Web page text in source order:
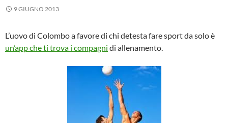
9 GIUGNO 2013
L’uovo di Colombo a favore di chi detesta fare sport da solo è
un’app che ti trova i compagni di allenamento.